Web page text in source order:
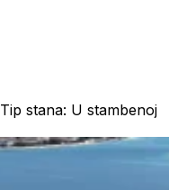
Tip stana: U stambenoj